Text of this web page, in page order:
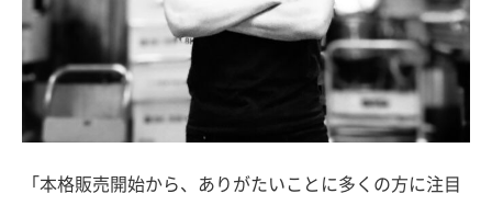
「本格販売開始から、ありがたいことに多くの方に注目